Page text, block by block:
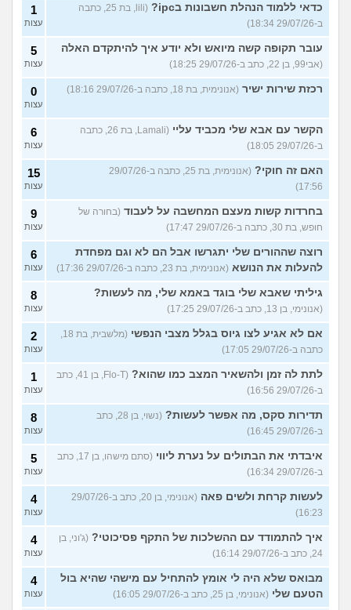
כדאי ללמוד הנהלת חשבונות בipc?
(lili, בת 25, כתבה
ב-29/07/26 18:34)
1
עצות
עובר תקופה קשה מיואש ולא יודע איך להיתקדם האלה
(אבי99, בן 22, כתב ב-29/07/26 18:25)
5
עצות
רכזת שירות ישיר (אנונימית, בת 18, כתבה ב-29/07/26 18:16) 0
עצות
הקשר עם אבא שלי מכביד עליי
(Lamali, בת 26, כתבה
ב-29/07/26 18:05)
6
עצות
האם זה חוקי?
(אנונימית, בת 25, כתבה ב-29/07/26
17:56)
15
עצות
בחרדות קשות מעצם המחשבה על לעבוד (בחורה של
חופש, בת 30, כתבה ב-29/07/26 17:47)
9
עצות
רוצה שההורים שלי יתגרשו אבל הם לא וגם מפחדת
להעלות את הנושא (אנונימית, בת 23, כתבה ב-29/07/26 17:36)
6
עצות
גיליתי שאבא שלי בוגד באמא שלי, מה לעשות?
(אנונימי, בן 13, כתב ב-29/07/26 17:25)
8
עצות
אם לא אגיע לצו גיוס בגלל מצבי הנפשי
כתבה ב-29/07/26 17:05)
2
עצות
לתת לה זמן ולהשאיר המצב כמו שהוא?
(Flo-T, בן 41, כתב
ב-29/07/26 16:56)
1
עצות
תדירות סקס, מה אפשר לעשות?
(נשוי, בן 28, כתב
ב-29/07/26 16:45)
8
עצות
איבדתי את הבתולים על נערת ליווי
(סתם מישהו, בן 17, כתב
ב-29/07/26 16:34)
5
עצות
לעשות קרחת ולשים פאה
(אנונימי, בן 20, כתב ב-29/07/26
16:23)
4
עצות
איך להתמודד עם ההשלכות של התקף פסיכוטי? (ג'וני, בן
24, כתב ב-29/07/26 16:14)
4
עצות
מבואס שלא היה לי אומץ להתחיל עם מישהי שהיא בול
הטעם שלי (אנונימי, בן 25, כתב ב-29/07/26 16:05)
4
עצות